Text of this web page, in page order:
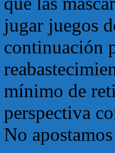
jugar juegos
continuación
mínimo de
perspectiva
No